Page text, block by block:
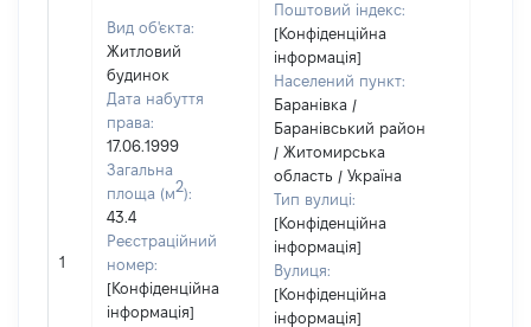
1
Вид об'єкта:
Житловий
будинок
Дата набуття
права:
17.06.1999
Загальна
площа (м2):
43.4
Реєстраційний
номер:
[Конфіденційна
інформація]
Поштовий індекс:
[Конфіденційна
інформація]
Населений пункт:
Баранівка /
Баранівський район
/ Житомирська
область / Україна
Тип вулиці:
[Конфіденційна
інформація]
Вулиця:
[Конфіденційна
інформація]